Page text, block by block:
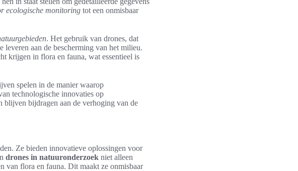
ecologische monitoring tot een onmisbaar
. Het gebruik van drones, dat
leveren aan de bescherming van het milieu.
krijgen in flora en fauna, wat essentieel is
spelen in de manier waarop
technologische innovaties op
bijdragen aan de verhoging van de
Ze bieden innovatieve oplossingen voor
drones in natuuronderzoek niet alleen
van flora en fauna. Dit maakt ze onmisbaar